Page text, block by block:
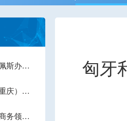
匈牙
斯办公
庆）成
务领事